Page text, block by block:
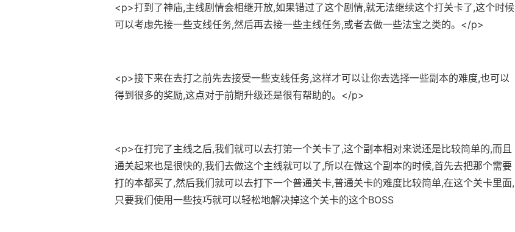
<p>打到了神庙,主线剧情会相继开放,如果错过了这个剧情,就无法继续这个打关卡了,这个时候
可以考虑先接一些支线任务,然后再去接一些主线任务,或者去做一些法宝之类的。</p>
<p>接下来在去打之前先去接受一些支线任务,这样才可以让你去选择一些副本的难度,也可以
得到很多的奖励,这点对于前期升级还是很有帮助的。</p>
<p>在打完了主线之后,我们就可以去打第一个关卡了,这个副本相对来说还是比较简单的,而且
通关起来也是很快的,我们去做这个主线就可以了,所以在做这个副本的时候,首先去把那个需要
打的本都买了,然后我们就可以去打下一个普通关卡,普通关卡的难度比较简单,在这个关卡里面,
只要我们使用一些技巧就可以轻松地解决掉这个关卡的这个BOSS